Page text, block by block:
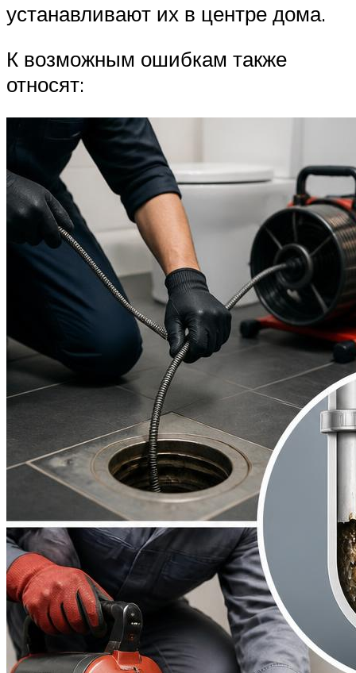
устанавливают их в центре дома.
К возможным ошибкам также
относят: